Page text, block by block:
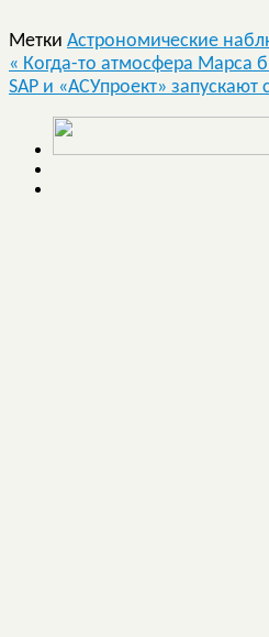
Метки Астрономические
« Когда-то атмосфера Марса
SAP и «АСУпроект»